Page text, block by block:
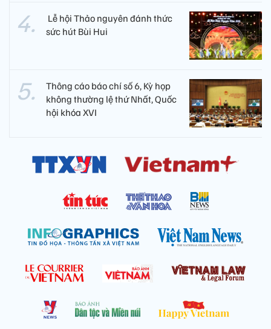
​ Lễ hội Thảo nguyên đánh thức
sức hút Bùi Hui
Thông cáo báo chí số 6, Kỳ họp
không thường lệ thứ Nhất, Quốc
hội khóa XVI